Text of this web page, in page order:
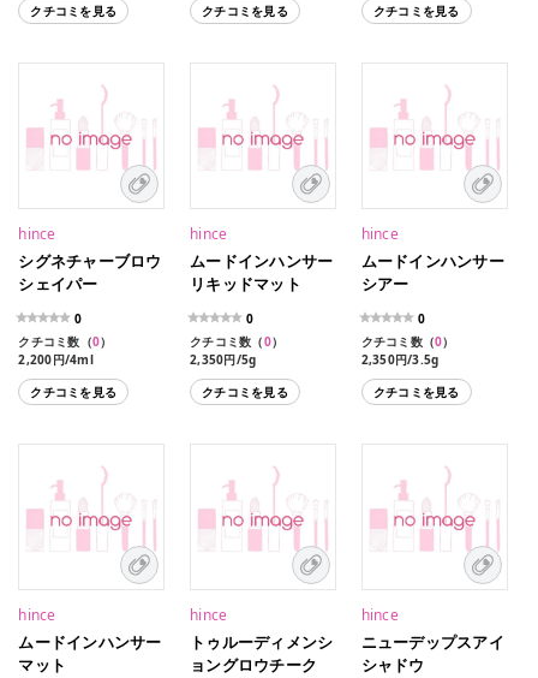
クチコミを見る
クチコミを見る
クチコミを見る
hince
シグネチャーブロウ
シェイパー
0
クチコミ数（0）
2,200円/4ml
クチコミを見る
hince
ムードインハンサー
リキッドマット
0
クチコミ数（0）
2,350円/5g
クチコミを見る
hince
ムードインハンサー
シアー
0
クチコミ数（0）
2,350円/3.5g
クチコミを見る
hince
ムードインハンサー
マット
hince
トゥルーディメンシ
ョングロウチーク
hince
ニューデップスアイ
シャドウ